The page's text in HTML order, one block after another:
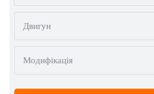
BYD
CADILLAC
CHERY
CHEVROLET
Двигун
Модифікація